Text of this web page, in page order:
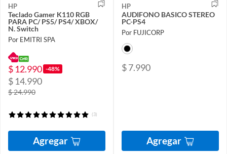
HP
Teclado Gamer K110 RGB
PARA PC/ PS5/ PS4/ XBOX/
N. Switch
Por EMITRI SPA
$ 12.990 -48%
$ 14.990
$ 24.990
(3)
Agregar
HP
AUDIFONO BASICO STEREO
PC-PS4
Por FUJICORP
$ 7.990
Agregar